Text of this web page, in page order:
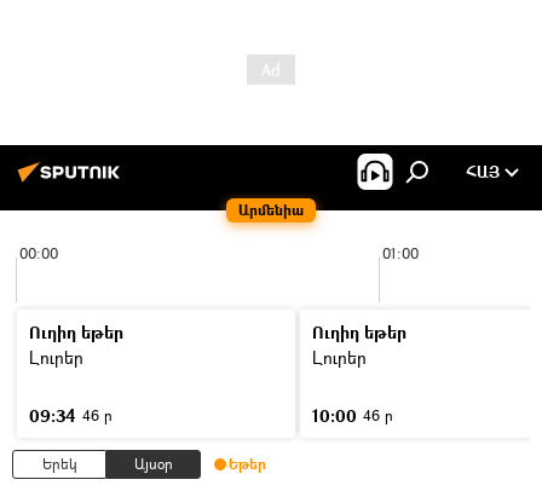
Արմենիա
ՀԱՅ
00:00 01:00
Ուղիղ եթեր
Լուրեր
09:34 46 ր
Ուղիղ եթեր
Լուրեր
10:00 46 ր
Երեկ Այսօր Եթեր